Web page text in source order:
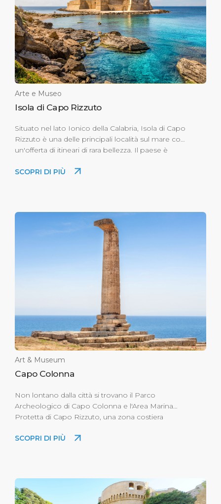
Arte e Museo
Isola di Capo Rizzuto
Situato nel lato Ionico della Calabria, Isola di Capo
Rizzuto è una delle principali località sul mare con
un'offerta di itineari di rara bellezza. Il paese è
mare ed è caratterizzato da ripide e selvagge
SCOPRI DI PIÙ
Art & Museum
Capo Colonna
Non lontano dalla città si trovano il Parco
Archeologico di Capo Colonna e l'Area Marina
Protetta di Capo Rizzuto, una zona costiera
l'isolotto su cui sorge la fortezza di Le Castella. Il
SCOPRI DI PIÙ